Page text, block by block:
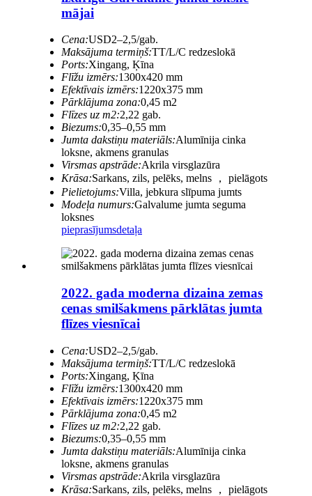
mājai
Cena:USD2–2,5/gab.
Maksājuma termiņš:TT/L/C redzeslokā
Ports:Xingang, Ķīna
Flīžu izmērs:1300x420 mm
Efektīvais izmērs:1220x375 mm
Pārklājuma zona:0,45 m2
Flīzes uz m2:2,22 gab.
Biezums:0,35–0,55 mm
Jumta dakstiņu materiāls:Alumīnija cinka
loksne, akmens granulas
Virsmas apstrāde:Akrila virsglazūra
Krāsa:Sarkans, zils, pelēks, melns ， pielāgots
Pielietojums:Villa, jebkura slīpuma jumts
Modeļa numurs:Galvalume jumta seguma
loksnes
pieprasījumsdetaļa
2022. gada moderna dizaina zemas
cenas smilšakmens pārklātas jumta
flīzes viesnīcai
Cena:USD2–2,5/gab.
Maksājuma termiņš:TT/L/C redzeslokā
Ports:Xingang, Ķīna
Flīžu izmērs:1300x420 mm
Efektīvais izmērs:1220x375 mm
Pārklājuma zona:0,45 m2
Flīzes uz m2:2,22 gab.
Biezums:0,35–0,55 mm
Jumta dakstiņu materiāls:Alumīnija cinka
loksne, akmens granulas
Virsmas apstrāde:Akrila virsglazūra
Krāsa:Sarkans, zils, pelēks, melns ， pielāgots